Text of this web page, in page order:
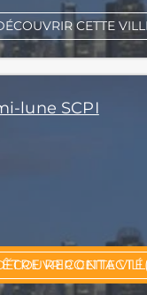
“Excellent”, 165
CETTE
lune SCPI
CETTE